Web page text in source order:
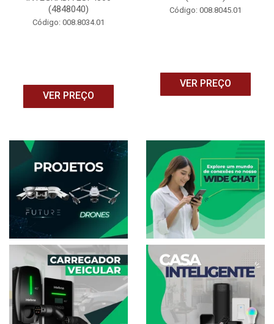
(4848040)
Código: 008.8034.01
VER PREÇO
Código: 008.8045.01
VER PREÇO